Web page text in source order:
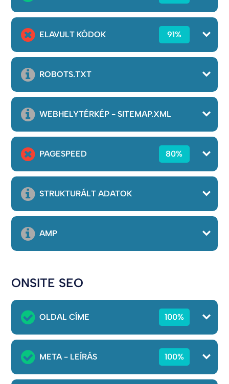
ELAVULT KÓDOK 91%
ROBOTS.TXT
WEBHELYTÉRKÉP - SITEMAP.XML
PAGESPEED 80%
STRUKTURÁLT ADATOK
AMP
ONSITE SEO
OLDAL CÍME 100%
META - LEÍRÁS 100%